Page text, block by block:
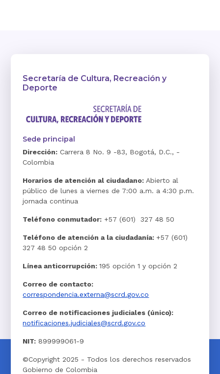
Secretaría de Cultura, Recreación y
Deporte
Sede principal
Dirección: Carrera 8 No. 9 -83, Bogotá, D.C., -
Colombia
Horarios de atención al ciudadano: Abierto al
público de lunes a viernes de 7:00 a.m. a 4:30 p.m.
jornada continua
Teléfono conmutador: +57 (601) 327 48 50
Teléfono de atención a la ciudadanía: +57 (601)
327 48 50 opción 2
Línea anticorrupción:195 opción 1 y opción 2
Correo de contacto:
correspondencia.externa@scrd.gov.co
Correo de notificaciones judiciales (único):
notificaciones.judiciales@scrd.gov.co
NIT: 899999061-9
©Copyright 2025 - Todos los derechos reservados
Gobierno de Colombia